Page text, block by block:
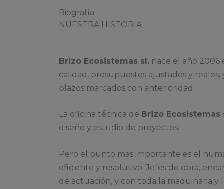
Biografía
NUESTRA HISTORIA
Brizo Ecosistemas sl. nace el año 2006
calidad, presupuestos ajustados y
plazos marcados con anterioridad.
La oficina técnica de Brizo Ecosistemas
diseño y estudio de proyectos.
Pero el punto mas importante es el
eficiente y resolutivo. Jefes de obra,
de actuación, y con toda la maquinaria y